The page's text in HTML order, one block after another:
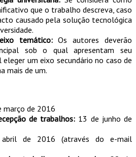
que o trabalho descreva, caso
causado pela solução tecnológica
temático:Os autores deverão
sob o qual apresentam seu
um eixo secundário no caso de
mais de um.
março de 2016
de trabalhos: 13 de junho de
de 2016 (através do e-mail